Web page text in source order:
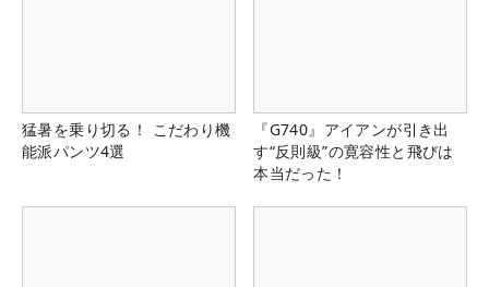
猛暑を乗り切る！ こだわり機
能派パンツ4選
『G740』アイアンが引き出
す“反則級”の寛容性と飛びは
本当だった！